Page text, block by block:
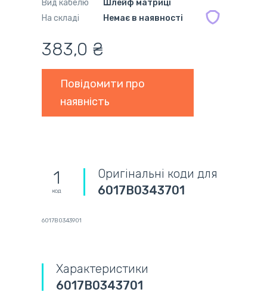
Вид кабелю
Шлейф матриці
На складі
Немає в наявності
383,0 ₴
Повідомити про
наявність
1
код
Оригінальні коди для
6017B0343701
6017B0343901
Характеристики
6017B0343701